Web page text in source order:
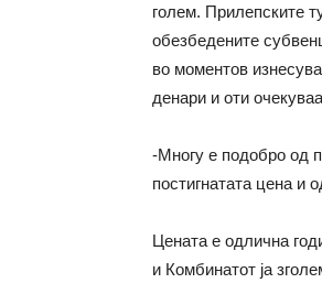
голем. Прилепските
обезбедените
во моментов
денари и оти
-Многу е подобро од
постигнатата цена и
Цената е одлична
и Комбинатот ја